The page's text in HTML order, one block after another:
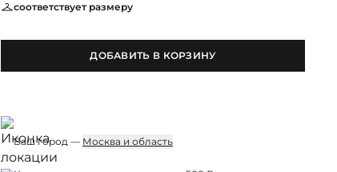
соответствует размеру
ДОБАВИТЬ В КОРЗИНУ
Ваш город — Москва и область